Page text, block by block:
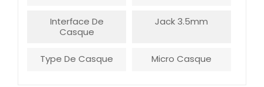
Interface De
Casque
Jack 3.5mm
Type De Casque Micro Casque